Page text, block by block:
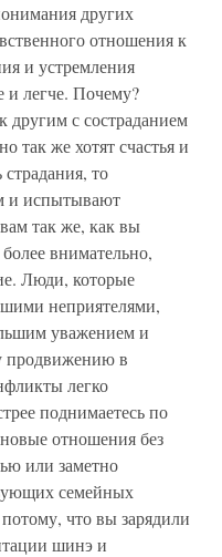
других
отношения к
и устремления
и легче. Почему?
другим с состраданием
так же хотят счастья и
то
и испытывают
так же, как вы
внимательно,
Люди, которые
неприятелями,
уважением и
продвижению в
легко
поднимаетесь по
отношения без
или заметно
семейных
что вы зарядили
шинэ и